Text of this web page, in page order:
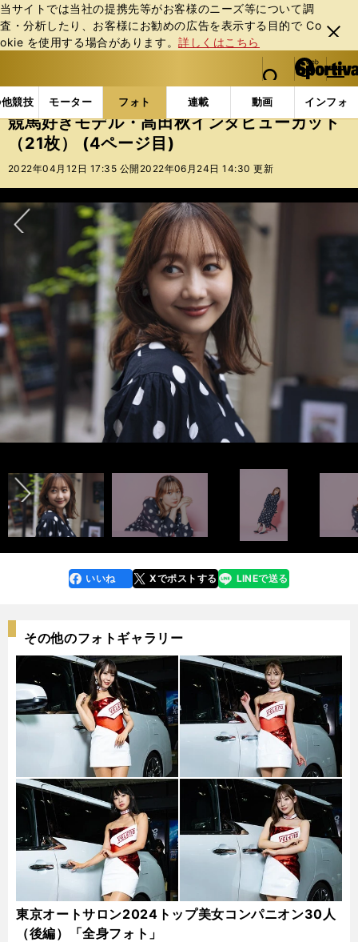
当サイトでは当社の提携先等がお客様のニーズ等について調
査・分析したり、お客様にお勧めの広告を表⽰する⽬的で Co
okie を使⽤する場合があります。詳しくはこちら
閉じ
る
web Sportiva (webスポルティーバ)
検索
マイペ
ー
ジ
メニュ
競技 モーター フォト 連載 動画 インフォ
b
ス
ポ
ル
バ
フォトギャラリー 競馬好きモデル・高田秋インタビ
競馬好きモデル・高田秋インタビューカット
（21枚） (4ページ目)
2022年04月12日 17:35 公開 2022年06月24日 14:30 更新
競馬や町中華を愛する高田秋さん photo by Tanaka Wataru
フォトギャラリー第１段（９枚）はこちら＞＞
競馬や町中華を愛する高田秋さん photo by Tanaka Wataru
フォトギャラリー第１段（９枚）はこちら＞＞
前へ
faceboo
k
いいね Xでポストする
line LINEで送る
その他のフォトギャラリー
東京オートサロン2024トップ美女コンパニオン30人
（後編）「全身フォト」